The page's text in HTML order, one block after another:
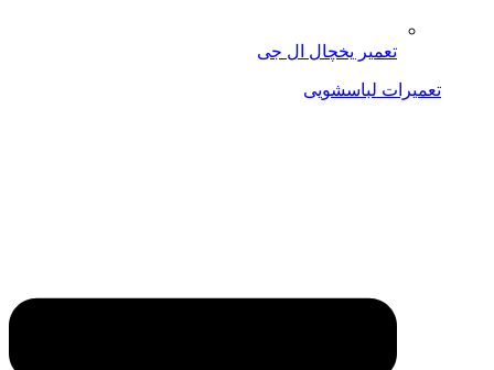
تعمیر یخچال ال جی
تعمیرات لباسشویی